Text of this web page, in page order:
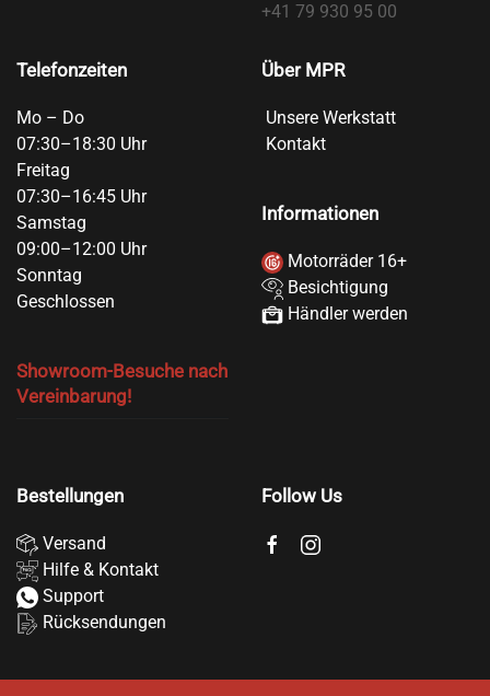
+41 79 930 95 00
Telefonzeiten
Mo – Do
07:30–18:30 Uhr
Freitag
07:30–16:45 Uhr
Samstag
09:00–12:00 Uhr
Sonntag
Geschlossen
Showroom-Besuche nach
Vereinbarung!
Über MPR
Unsere Werkstatt
Kontakt
Informationen
Motorräder 16+
Besichtigung
Händler werden
Bestellungen
Versand
Hilfe & Kontakt
Support
Rücksendungen
Follow Us